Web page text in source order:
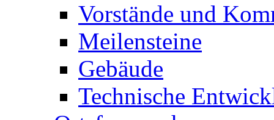
Vorstände und
Meilensteine
Gebäude
Technische